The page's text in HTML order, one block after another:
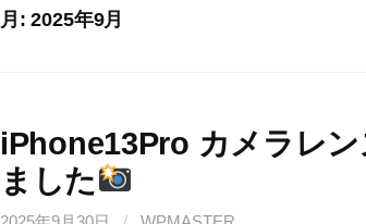
月:2025年9月
iPhone13Pro カメラレ
ました